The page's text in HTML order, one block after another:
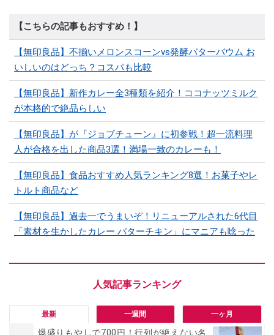
【こちらの記事もおすすめ！】
【無印良品】不揃いメロンスコーンvs発酵バターバウム お
いしいのはどっち？コスパも比較
【無印良品】新作カレー全3種類を紹介！ココナッツミルク
が本格的で絶品らしい
【無印良品】が『ジョブチューン』に初参戦！超一流料理
人が合格を出した商品3選！満場一致のカレーも！
【無印良品】食品おすすめ人気ランキング8選！お菓子やレ
トルト商品など
【無印良品】過去一でうまいぞ！リニューアルされた6代目
「素材を生かしたカレー バターチキン」にマニアも唸った
最新 一週間 一ヶ月
爆盛りもやしで700円！行列が絶えない名